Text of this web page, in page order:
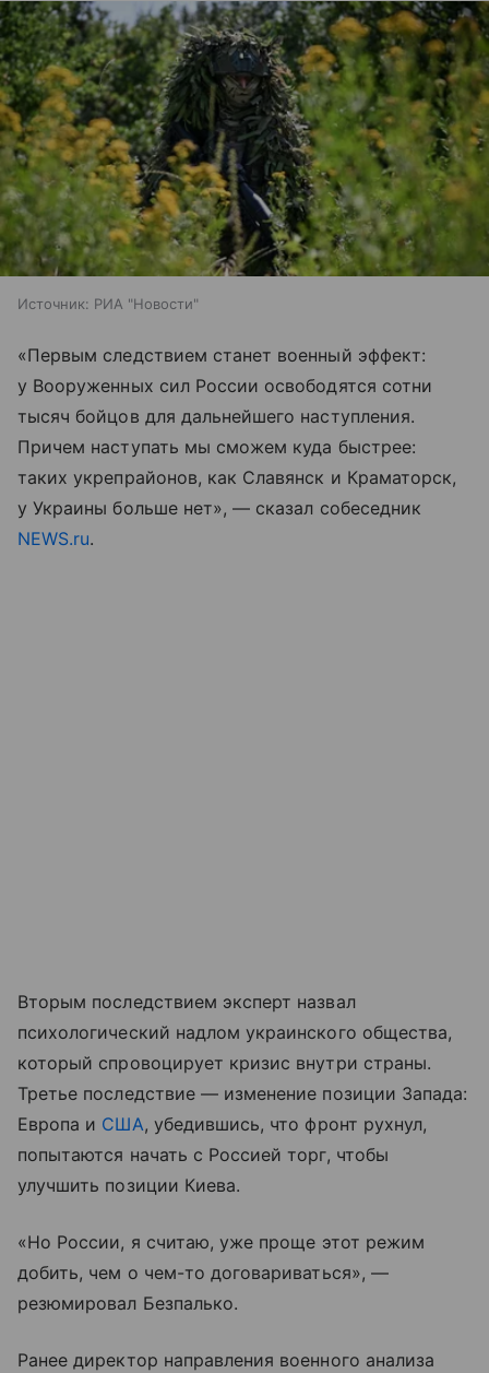
Источник: РИА "Новости"
«Первым следствием станет военный эффект:
у Вооруженных сил России освободятся сотни
тысяч бойцов для дальнейшего наступления.
Причем наступать мы сможем куда быстрее:
таких укрепрайонов, как Славянск и Краматорск,
у Украины больше нет», — сказал собеседник
NEWS.ru.
Вторым последствием эксперт назвал
психологический надлом украинского общества,
который спровоцирует кризис внутри страны.
Третье последствие — изменение позиции Запада:
Европа и США, убедившись, что фронт рухнул,
попытаются начать с Россией торг, чтобы
улучшить позиции Киева.
«Но России, я считаю, уже проще этот режим
добить, чем о чем-то договариваться», —
резюмировал Безпалько.
Ранее директор направления военного анализа